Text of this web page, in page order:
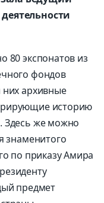
80 экспонатов из
фондов
них архивные
историю
Здесь же можно
знаменитого
по приказу Амира
предмет